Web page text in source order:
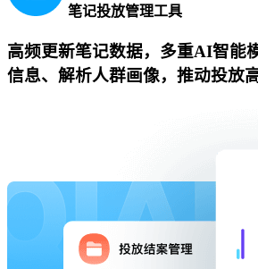
笔记投放管理工具
高频更新笔记数据，多重AI智能
信息、解析人群画像，推动投放